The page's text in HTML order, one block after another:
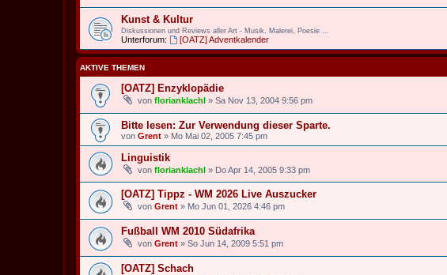
Kunst & Kultur
Diskussionen und Reviews aller Art - Musik, Malerei, Poesie ...
Unterforum: [OATZ] Adventkalender
AKTIVE THEMEN
[OATZ] Enzyklopädie
von florianklachl » Sa Nov 13, 2004 9:56 pm
Bitte lesen: Zur Verwendung dieser Sparte.
von Grent » Mo Mai 02, 2005 7:45 pm
Linguistik
von florianklachl » Do Apr 14, 2005 9:33 pm
[OATZ] Tippz - WM 2026 Live Auszucker
von Grent » Mo Jun 01, 2026 4:46 pm
Fußball WM 2010 Südafrika
von Grent » So Jun 14, 2009 5:51 pm
[OATZ] Schach